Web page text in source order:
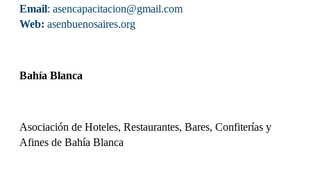
Email: asencapacitacion@gmail.com
Web: asenbuenosaires.org
Bahía Blanca
Asociación de Hoteles, Restaurantes, Bares, Confiterías y
Afines de Bahía Blanca